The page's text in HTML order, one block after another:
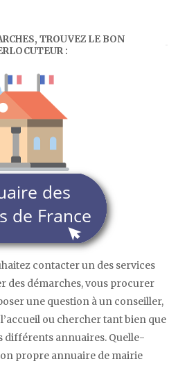
TROUVEZ LE BON
:
contacter un des services
des démarches, vous procurer
une question à un conseiller,
ou chercher tant bien que
différents annuaires. Quelle-
propre annuaire de mairie